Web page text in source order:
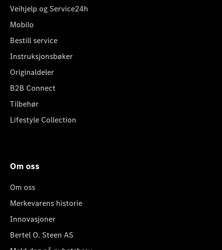
Veihjelp og Service24h
Mobilo
Bestill service
Instruksjonsbøker
Originaldeler
B2B Connect
Tilbehør
Lifestyle Collection
Om oss
Om oss
Merkevarens historie
Innovasjoner
Bertel O. Steen AS